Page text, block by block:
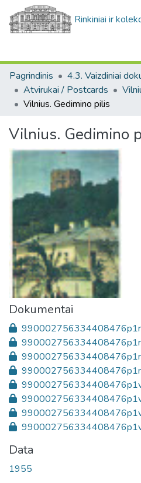
Rinkiniai ir
Pagrindinis
Atvirukai / Postcards
Vilnius. Gedimino pilis
Vilnius. Gedimino
Dokumentai
Data
1955